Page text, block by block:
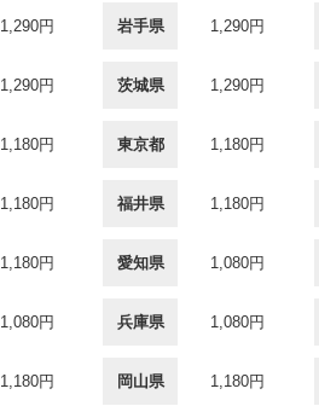
1,290円 岩手県 1,290円
1,290円 茨城県 1,290円
1,180円 東京都 1,180円
1,180円 福井県 1,180円
1,180円 愛知県 1,080円
1,080円 兵庫県 1,080円
1,180円 岡山県 1,180円